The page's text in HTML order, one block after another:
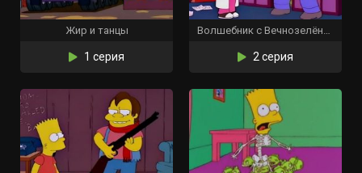
Жир и танцы
1 серия
Волшебник с Вечнозелёного Бульвара
2 серия